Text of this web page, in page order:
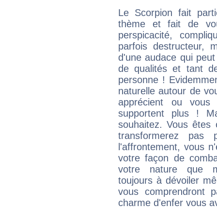
Le Scorpion fait
thème et fait de
perspicacité,
parfois destructeur,
d'une audace qui
de qualités et tant
personne !
naturelle autour de
apprécient ou
supportent plus !
souhaitez. Vous
transformerez
l'affrontement, vous
votre façon de
votre nature que
toujours à dévoiler
vous comprendront
charme d'enfer vous